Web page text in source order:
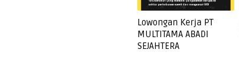
Lowongan Kerja PT
MULTITAMA ABADI
SEJAHTERA